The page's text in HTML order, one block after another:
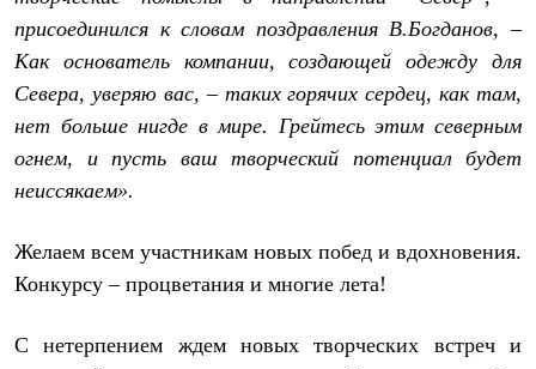
PEAK
ЗА ПОЛЯРНЫМ КРУГОМ
TREK
CITY
BASK juno
Дневник капитана
Каталог дилеров
История
Отцы основатели
Контроль качества
присоединился к словам поздравления В.Богданов, –
Как основатель компании, создающей одежду для
Севера, уверяю вас, – таких горячих сердец, как там,
нет больше нигде в мире. Грейтесь этим северным
огнем, и пусть ваш творческий потенциал будет
неиссякаем».
Желаем всем участникам новых побед и вдохновения.
Конкурсу – процветания и многие лета!
С нетерпением ждем новых творческих встреч и